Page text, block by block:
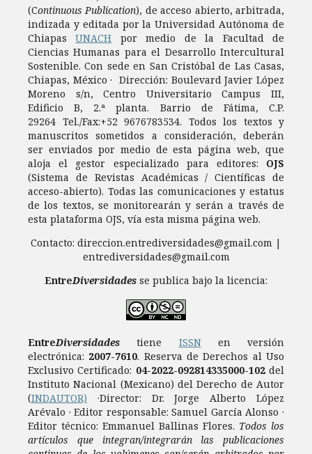
(Continuous Publication), de acceso abierto, arbitrada,
indizada y editada por la Universidad Autónoma de
ChiapasUNACH por medio de la Facultad de
Ciencias Humanas para el Desarrollo Intercultural
Sostenible. Con sede en San Cristóbal de Las Casas,
Chiapas, México · Dirección: Boulevard Javier López
Moreno s/n, Centro Universitario Campus III,
Edificio B, 2.ª planta. Barrio de Fátima, C.P.
29264 Tel./Fax:+52 9676783534. Todos los textos y
manuscritos sometidos a consideración, deberán
ser enviados por medio de esta página web, que
aloja el gestor especializado para editores: OJS
(Sistema de Revistas Académicas / Científicas de
acceso-abierto). Todas las comunicaciones y estatus
de los textos, se monitorearán y serán a través de
esta plataforma OJS, vía esta misma página web.
Contacto: direccion.entrediversidades@gmail.com |
entrediversidades@gmail.com
EntreDiversidades se publica bajo la licencia:
EntreDiversidades tiene ISSNen versión
electrónica: 2007-7610. Reserva de Derechos al Uso
Exclusivo Certificado: 04-2022-092814335000-102del
Instituto Nacional (Mexicano) del Derecho de Autor
(INDAUTOR) ·Director: Dr. Jorge Alberto López
Arévalo · Editor responsable: Samuel García Alonso ·
Editor técnico: Emmanuel Ballinas Flores. Todos los
artículos que integran/integrarán las publicaciones